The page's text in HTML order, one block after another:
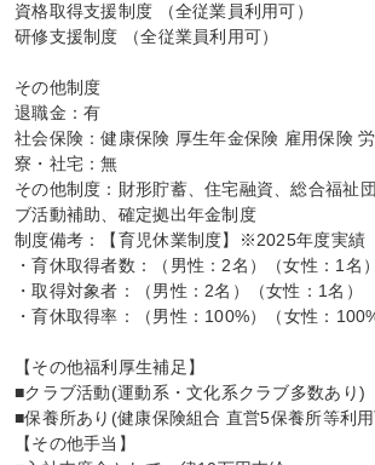
資格取得支援制度 （全従業員利用可）
研修支援制度 （全従業員利用可）
その他制度
退職金：有
社会保険：健康保険 厚生年金保険 雇用保険
寮・社宅：無
その他制度：財形貯蓄、住宅融資、総合福祉
ブ活動補助、確定拠出年金制度
制度備考：【育児休業制度】※2025年度実績
・育休取得者数：（男性：2名）（女性：1名）
・取得対象者：（男性：2名）（女性：1名）
・育休取得率：（男性：100%）（女性：100%
【その他福利厚生補足】
■クラブ活動(運動系・文化系クラブ多数あり)
■保養所あり(健康保険組合 直営5保養所等利
【その他手当】